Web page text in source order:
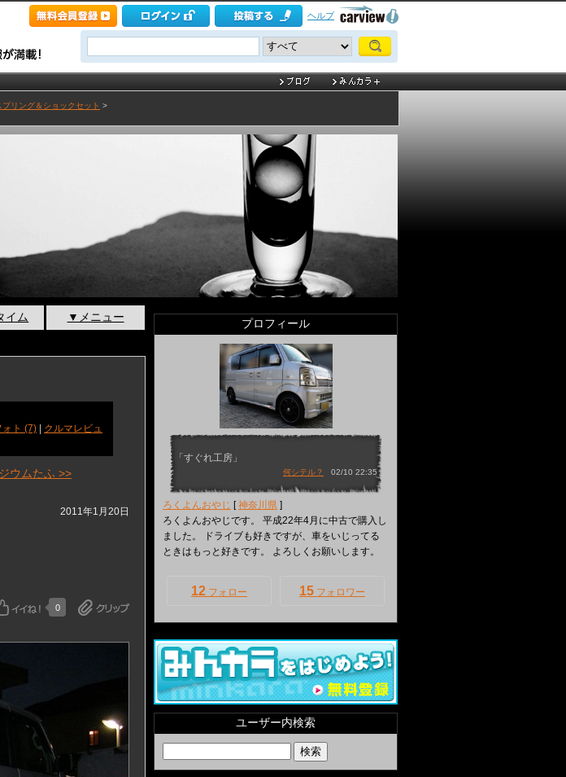
ヘルプ
プリング＆ショックセット >
イム ▼メニュー
ォト (7)
クルマレビュ
ウムたふ >>
2011年1月20日
0
プロフィール
「すぐれ工房」
何シテル？ 02/10 22:35
ろくよんおやじ [神奈川県 ]
ろくよんおやじです。 平成22年4月に中古で購入し
ました。 ドライブも好きですが、車をいじってる
ときはもっと好きです。 よろしくお願いします。
12 フォロー 15 フォロワー
ユーザー内検索